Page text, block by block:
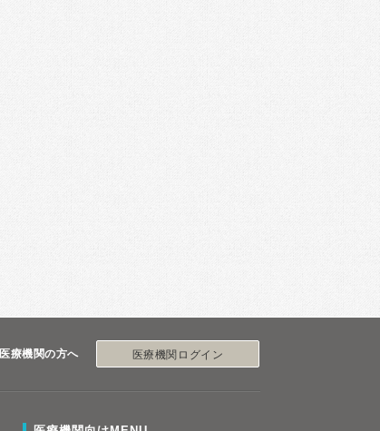
医療機関の方へ 医療機関ログイン